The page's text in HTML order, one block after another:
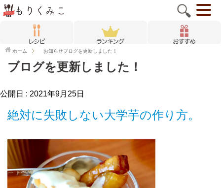
ホーム お知らせブログを更新しました！
ブログを更新しました！
公開日 : 2021年9月25日
絶対に失敗しない大学芋の作り方。